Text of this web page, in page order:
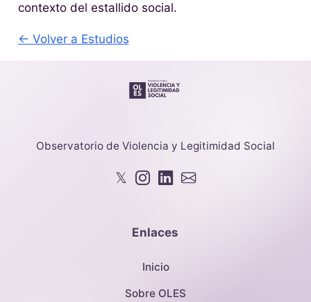
contexto del estallido social.
← Volver a Estudios
Observatorio de Violencia y Legitimidad Social
𝕏
Enlaces
Inicio
Sobre OLES